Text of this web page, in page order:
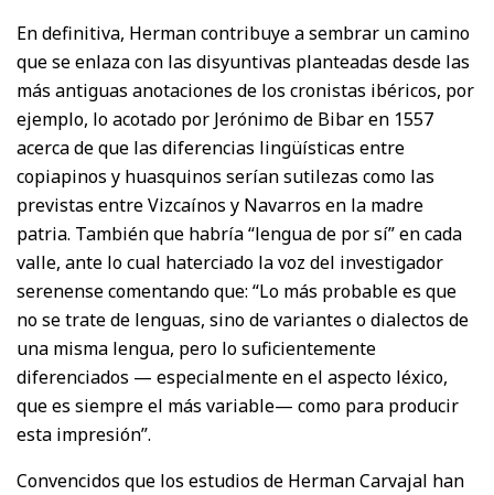
En definitiva, Herman contribuye a sembrar un camino
que se enlaza con las disyuntivas planteadas desde las
más antiguas anotaciones de los cronistas ibéricos, por
ejemplo, lo acotado por Jerónimo de Bibar en 1557
acerca de que las diferencias lingüísticas entre
copiapinos y huasquinos serían sutilezas como las
previstas entre Vizcaínos y Navarros en la madre
patria. También que habría “lengua de por sí” en cada
valle, ante lo cual haterciado la voz del investigador
serenense comentando que: “Lo más probable es que
no se trate de lenguas, sino de variantes o dialectos de
una misma lengua, pero lo suficientemente
diferenciados — especialmente en el aspecto léxico,
que es siempre el más variable— como para producir
esta impresión”.
Convencidos que los estudios de Herman Carvajal han